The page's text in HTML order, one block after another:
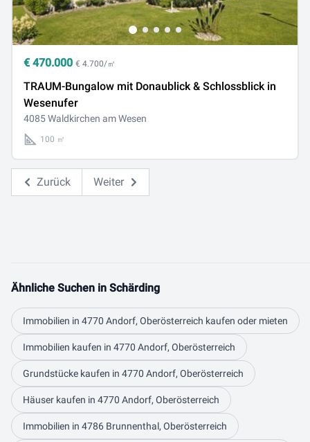
€ 470.000 € 4.700/㎡
TRAUM-Bungalow mit Donaublick & Schlossblick in
Wesenufer
4085 Waldkirchen am Wesen
100 ㎡
Zurück Weiter
Ähnliche Suchen in Schärding
Immobilien in 4770 Andorf, Oberösterreich kaufen oder mieten
Immobilien kaufen in 4770 Andorf, Oberösterreich
Grundstücke kaufen in 4770 Andorf, Oberösterreich
Häuser kaufen in 4770 Andorf, Oberösterreich
Immobilien in 4786 Brunnenthal, Oberösterreich